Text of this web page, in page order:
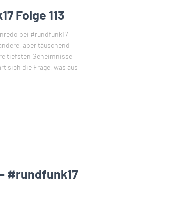
Folge 113
bei #rundfunk17
aber täuschend
tiefsten Geheimnisse
sich die Frage, was aus
#rundfunk17